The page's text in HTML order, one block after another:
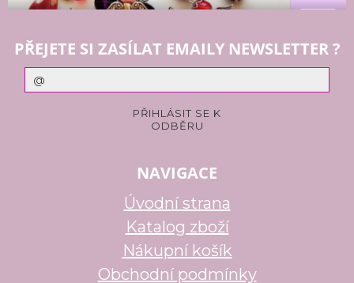
PŘEJETE SI ZASÍLAT EMAILY NEWSLETTER ?
NAVIGACE
Úvodní strana
Katalog zboží
Nákupní košík
Obchodní podmínky